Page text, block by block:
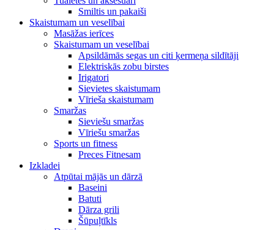
Smiltis un pakaiši
Skaistumam un veselībai
Masāžas ierīces
Skaistumam un veselībai
Apsildāmās segas un citi ķermeņa sildītāji
Elektriskās zobu birstes
Irigatori
Sievietes skaistumam
Vīrieša skaistumam
Smaržas
Sieviešu smaržas
Vīriešu smaržas
Sports un fitness
Preces Fitnesam
Izkladei
Atpūtai mājās un dārzā
Baseini
Batuti
Dārza grili
Šūpuļtīkls